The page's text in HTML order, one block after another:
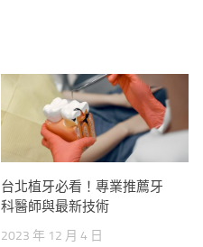
台北植牙必看！專業推薦牙
科醫師與最新技術
2023 年 12 月 4 日